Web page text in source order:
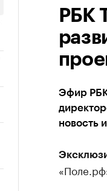
РБК
Эфир
новость